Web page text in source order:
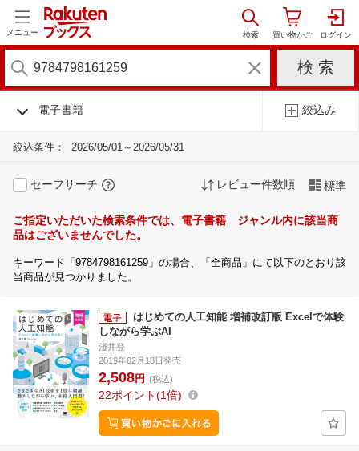
メニュー
電子書籍 絞込み
絞込条件： 2026/05/01～2026/05/31
セーフサーチ レビュー件数順 標準
ご指定いただいた検索条件では、電子書籍 ジャンル内に該当商
品はございませんでした。
キーワード「9784798161259」の場合、「全商品」にて以下のとおり該
当商品が見つかりました。
はじめての人工知能 増補改訂版 Excelで体験
しながら学ぶAI
淺井登
2019年02月18日発売
2,508円 (税込)
22ポイント 1倍